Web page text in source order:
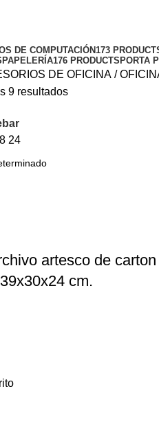
DE COMPUTACIÓN173
PAPELERÍA176 PRODUCTS PORTA
DE OFICINA
9 resultados
24
artesco de carton
cm.